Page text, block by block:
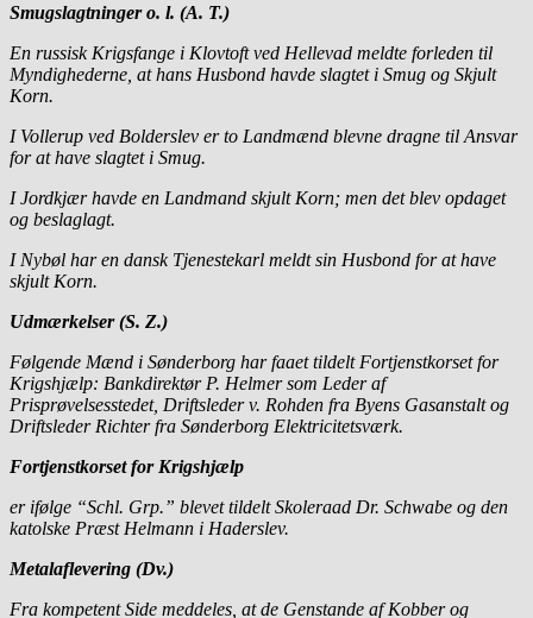
Smugslagtninger o. l. (A. T.)
En russisk Krigsfange i Klovtoft ved Hellevad meldte forleden til
Myndighederne, at hans Husbond havde slagtet i Smug og Skjult
Korn.
I Vollerup ved Bolderslev er to Landmænd blevne dragne til Ansvar
for at have slagtet i Smug.
I Jordkjær havde en Landmand skjult Korn; men det blev opdaget
og beslaglagt.
I Nybøl har en dansk Tjenestekarl meldt sin Husbond for at have
skjult Korn.
Udmærkelser (S. Z.)
Følgende Mænd i Sønderborg har faaet tildelt Fortjenstkorset for
Krigshjælp: Bankdirektør P. Helmer som Leder af
Prisprøvelsesstedet, Driftsleder v. Rohden fra Byens Gasanstalt og
Driftsleder Richter fra Sønderborg Elektricitetsværk.
Fortjenstkorset for Krigshjælp
er ifølge “Schl. Grp.” blevet tildelt Skoleraad Dr. Schwabe og den
katolske Præst Helmann i Haderslev.
Metalaflevering (Dv.)
Fra kompetent Side meddeles, at de Genstande af Kobber og